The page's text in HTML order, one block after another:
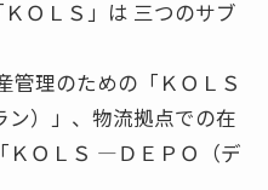
ＯＬＳ」は 三つのサブ
管理のための「ＫＯＬＳ
）」、物流拠点での在
ＫＯＬＳ ―ＤＥＰＯ（デ